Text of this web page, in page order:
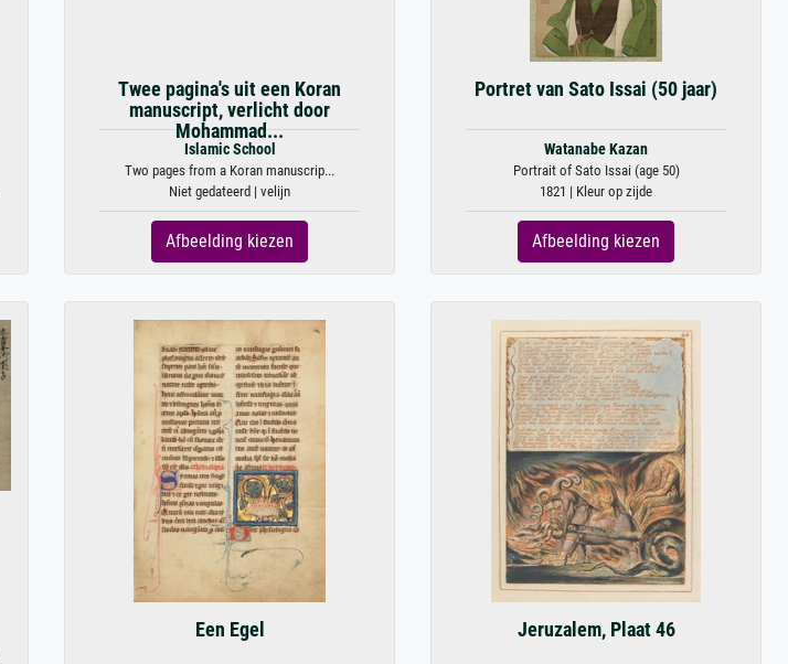
Twee pagina's uit een Koran
manuscript, verlicht door
Mohammad...
Islamic School
Two pages from a Koran manuscrip...
Niet gedateerd | velijn
Afbeelding kiezen
Portret van Sato Issai (50 jaar)
Watanabe Kazan
Portrait of Sato Issai (age 50)
1821 | Kleur op zijde
Afbeelding kiezen
Een Egel Jeruzalem, Plaat 46